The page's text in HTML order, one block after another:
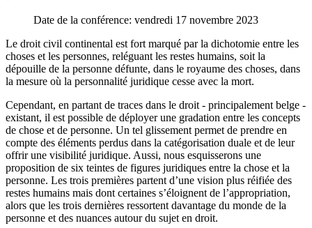
Date de la conférence: vendredi 17 novembre 2023
Le droit civil continental est fort marqué par la dichotomie entre les
choses et les personnes, reléguant les restes humains, soit la
dépouille de la personne défunte, dans le royaume des choses, dans
la mesure où la personnalité juridique cesse avec la mort.
Cependant, en partant de traces dans le droit - principalement belge -
existant, il est possible de déployer une gradation entre les concepts
de chose et de personne. Un tel glissement permet de prendre en
compte des éléments perdus dans la catégorisation duale et de leur
offrir une visibilité juridique. Aussi, nous esquisserons une
proposition de six teintes de figures juridiques entre la chose et la
personne. Les trois premières partent d’une vision plus réifiée des
restes humains mais dont certaines s’éloignent de l’appropriation,
alors que les trois dernières ressortent davantage du monde de la
personne et des nuances autour du sujet en droit.